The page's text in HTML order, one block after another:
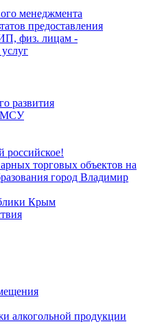
менеджмента
предоставления
физ. лицам -
развития
российское!
торговых объектов на
город Владимир
Крым
алкогольной продукции